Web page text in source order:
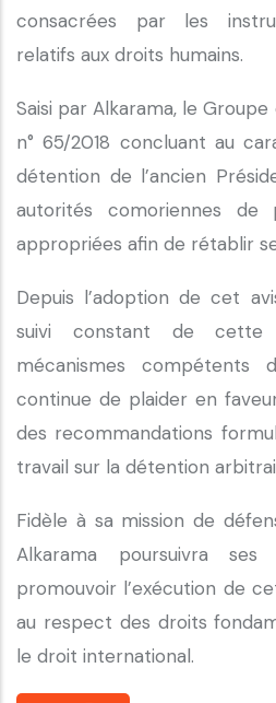
consacrées par les
relatifs aux droits humains.
Saisi par Alkarama, le Groupe
n° 65/2018 concluant au
détention de l’ancien
autorités comoriennes de
appropriées afin de rétablir
Depuis l’adoption de cet
suivi constant de cette
mécanismes compétents
continue de plaider en
des recommandations
travail sur la détention
Fidèle à sa mission de
Alkarama poursuivra
promouvoir l’exécution de
au respect des droits
le droit international.